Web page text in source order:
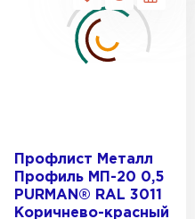
Профлист Металл
Профиль МП-20 0,5
PURMAN® RAL 3011
Коричнево-красный
система